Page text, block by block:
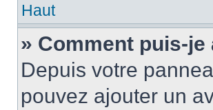
Haut
» Comment puis-
Depuis votre
pouvez ajouter un